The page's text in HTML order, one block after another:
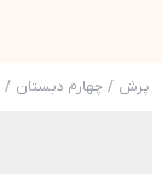
پرش / چهارم دبستان /